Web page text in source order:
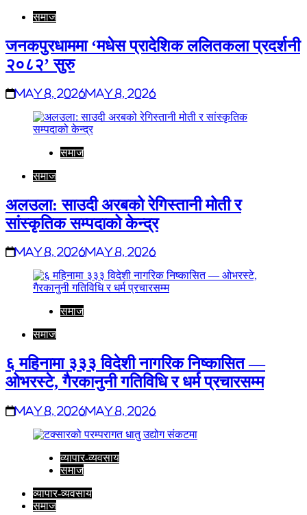
समाज
जनकपुरधाममा ‘मधेस प्रादेशिक ललितकला प्रदर्शनी
२०८२’ सुरु
May 8, 2026May 8, 2026
समाज
समाज
अलउला: साउदी अरबको रेगिस्तानी मोती र
सांस्कृतिक सम्पदाको केन्द्र
May 8, 2026May 8, 2026
समाज
समाज
६ महिनामा ३३३ विदेशी नागरिक निष्कासित —
ओभरस्टे, गैरकानुनी गतिविधि र धर्म प्रचारसम्म
May 8, 2026May 8, 2026
व्यापार-व्यवसाय
समाज
व्यापार-व्यवसाय
समाज